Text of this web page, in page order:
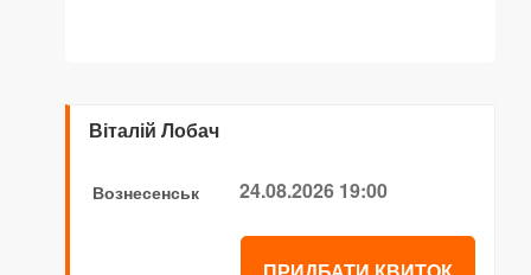
Віталій Лобач
Вознесенськ 24.08.2026 19:00